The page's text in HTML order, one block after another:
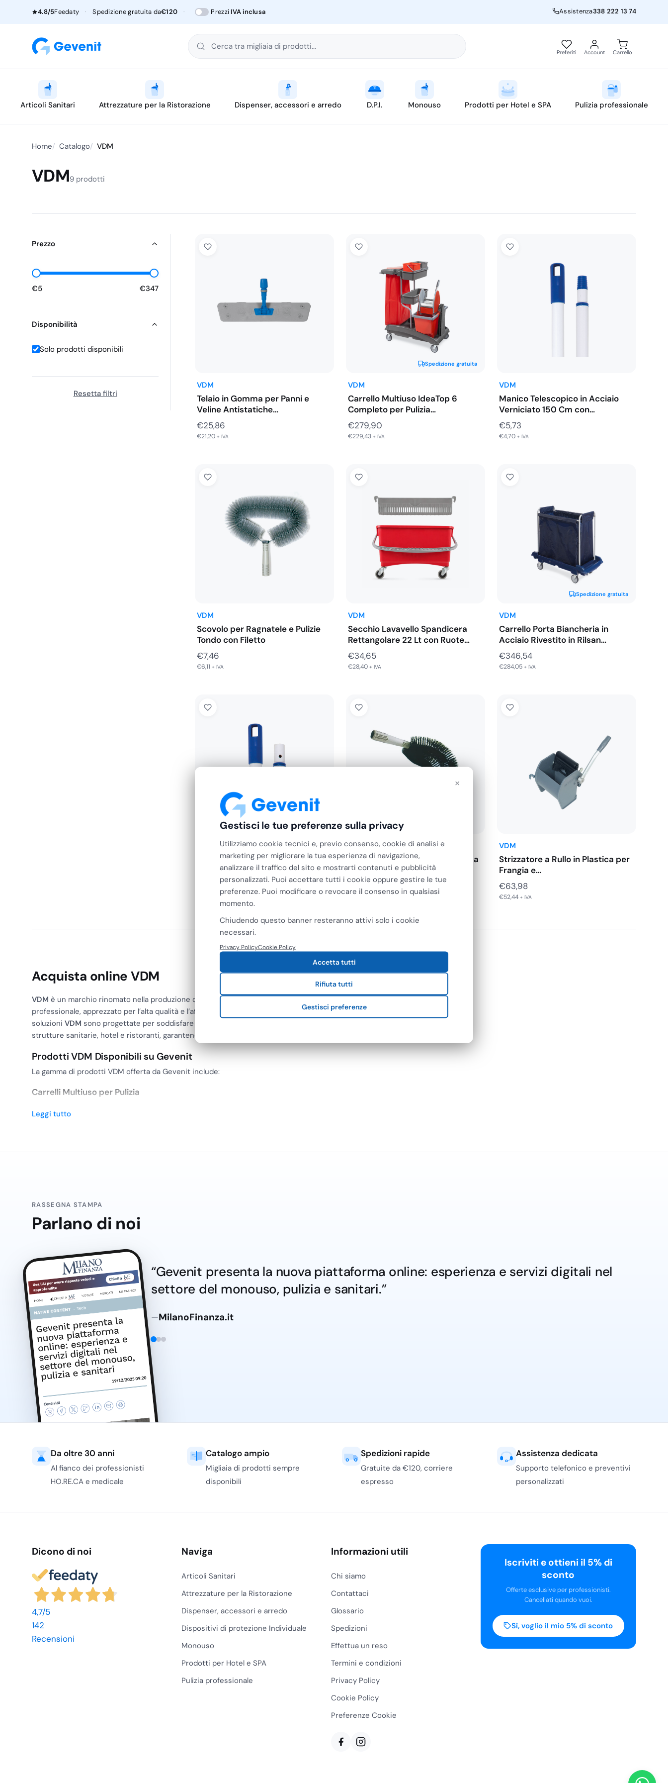
4.8/5Feedaty · Spedizione gratuita da€120 · Prezzi IVA inclusa Assistenza338 222 13 74
Cerca tra migliaia di prodotti...
Preferiti Account Carrello
Articoli Sanitari Attrezzature per la Ristorazione Dispenser, accessori e arredo D.P.I. Monouso Prodotti per Hotel e SPA Pulizia professionale
Home Catalogo VDM
VDM9 prodotti
Prezzo
€5 €347
Disponibilità
Solo prodotti disponibili
Resetta filtri
VDM
Telaio in Gomma per Panni e
Veline Antistatiche…
€25,86
€21,20 + IVA
Spedizione gratuita
VDM
Carrello Multiuso IdeaTop 6
Completo per Pulizia
Professionale
€279,90
€229,43 + IVA
VDM
Manico Telescopico in Acciaio
Verniciato 150 Cm con…
€5,73
€4,70 + IVA
VDM
Scovolo per Ragnatele e Pulizie
Tondo con Filetto
€7,46
€6,11 + IVA
VDM
Secchio Lavavello Spandicera
Rettangolare 22 Lt con Ruote…
€34,65
€28,40 + IVA
Spedizione gratuita
VDM
Carrello Porta Biancheria in
Acciaio Rivestito in Rilsan…
€346,54
€284,05 + IVA
Manico Telescopico in Acciaio
Verniciato 150 Cm con…
+ IVA
VDM
Scovolo per Ragnatele e Pulizie a
"C" con…
€ 9,94
8,15
VDM
Strizzatore a Rullo in Plastica per
Frangia e…
€63,98
€52,44 + IVA
Acquista online VDM
VDM è un marchio rinomato nella produzione di attrezzature per la pulizia
professionale, apprezzato per l’alta qualità e l’affidabilità dei suoi prodotti. Le
soluzioni VDM sono progettate per soddisfare le esigenze di imprese di pulizia,
strutture sanitarie, hotel e ristoranti, garantendo efficienza e risultati impeccabili.
Prodotti VDM Disponibili su Gevenit
La gamma di prodotti VDM offerta da Gevenit include:
Carrelli Multiuso per Pulizia
necessari alle operazioni di pulizia in ambienti professionali. Scopri le opzioni
Telaio in Gomma per Panni e Veline Antistatiche
Accessori per la Pulizia Professionale
Una vasta gamma di accessori, tra cui manici, panni e strumenti specifici,
professionali. Trova i prodotti correlati nella categoria
Professionale.
Perché scegliere i prodotti VDM su Gevenit?
Acquistando i prodotti VDM su Gevenit, la tua azienda potrà beneficiare di:
Qualità superiore:
Prodotti realizzati con materiali resistenti e duraturi,
garantendo prestazioni eccellenti.
Efficienza operativa:Attrezzature progettate per ottimizzare i tempi e i costi
delle operazioni di pulizia.
Ergonomia:Strumenti studiati per ridurre l’affaticamento degli operatori,
migliorando la produttività.
Spedizioni rapide:Consegne efficienti per assicurare la disponibilità
immediata dei prodotti necessari.
Supporto professionale:Assistenza dedicata per guidarti nella scelta delle
Scegli VDM su Gevenit per dotare la tua impresa di attrezzature per la pulizia
professionale di alta qualità, progettate per garantire ambienti impeccabili e
soddisfare le esigenze del tuo business.
Leggi tutto
RASSEGNA STAMPA
Parlano di noi
“Gevenit presenta la nuova piattaforma online: esperienza e servizi digitali nel
settore del monouso, pulizia e sanitari.”
—MilanoFinanza.it
Da oltre 30 anni
Al fianco dei professionisti
HO.RE.CA e medicale
Catalogo ampio
Migliaia di prodotti sempre
disponibili
Spedizioni rapide
Gratuite da €120, corriere
espresso
Assistenza dedicata
Supporto telefonico e preventivi
personalizzati
Dicono di noi
4,7/5
142
Recensioni
Naviga
Articoli Sanitari
Attrezzature per la Ristorazione
Dispenser, accessori e arredo
Dispositivi di protezione Individuale
Monouso
Prodotti per Hotel e SPA
Pulizia professionale
Informazioni utili
Chi siamo
Contattaci
Glossario
Spedizioni
Effettua un reso
Termini e condizioni
Privacy Policy
Cookie Policy
Preferenze Cookie
Iscriviti e ottieni il 5% di
sconto
Offerte esclusive per professionisti.
Cancellati quando vuoi.
Sì, voglio il mio 5% di sconto
×
Gestisci le tue preferenze sulla privacy
Utilizziamo cookie tecnici e, previo consenso, cookie di analisi e
marketing per migliorare la tua esperienza di navigazione,
analizzare il traffico del sito e mostrarti contenuti e pubblicità
personalizzati. Puoi accettare tutti i cookie oppure gestire le tue
preferenze. Puoi modificare o revocare il consenso in qualsiasi
momento.
Chiudendo questo banner resteranno attivi solo i cookie
necessari.
Privacy PolicyCookie Policy
Accetta tutti
Rifiuta tutti
Gestisci preferenze